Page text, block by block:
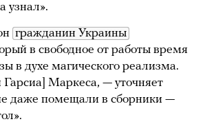
узнал».
гражданин Украины
в свободное от работы время
в духе магического реализма.
Гарсиа] Маркеса, — уточняет
даже помещали в сборники —